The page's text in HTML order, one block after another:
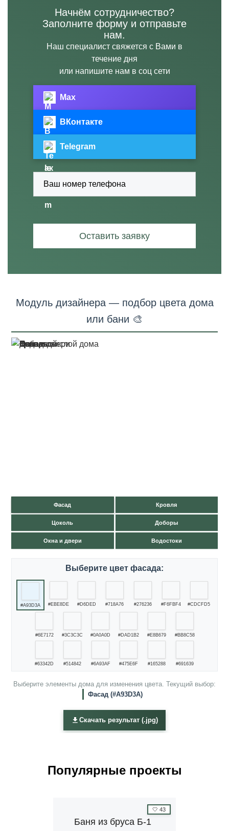
Начнём сотрудничество?
Заполните форму и отправьте
нам.
Наш специалист свяжется с Вами в
течение дня
или напишите нам в соц сети
Max
ВКонтакте
Telegram
Оставить заявку
Модуль дизайнера — подбор цвета дома
или бани 🎨
Фасад Кровля
Цоколь Доборы
Окна и двери Водостоки
Выберите цвет фасада:
#A93D3A #EBE8DE #D6DED #718A76 #276236 #F6FBF4 #CDCFD5
#6E7172 #3C3C3C #0A0A0D #DAD1B2 #E8B679 #BB8C58
#63342D #514842 #6A93AF #475E6F #165288 #691639
Выберите элементы дома для изменения цвета. Текущий выбор:
Фасад (#A93D3A)
Скачать результат (.jpg)
Популярные проекты
🤍 43
Баня из бруса Б-1